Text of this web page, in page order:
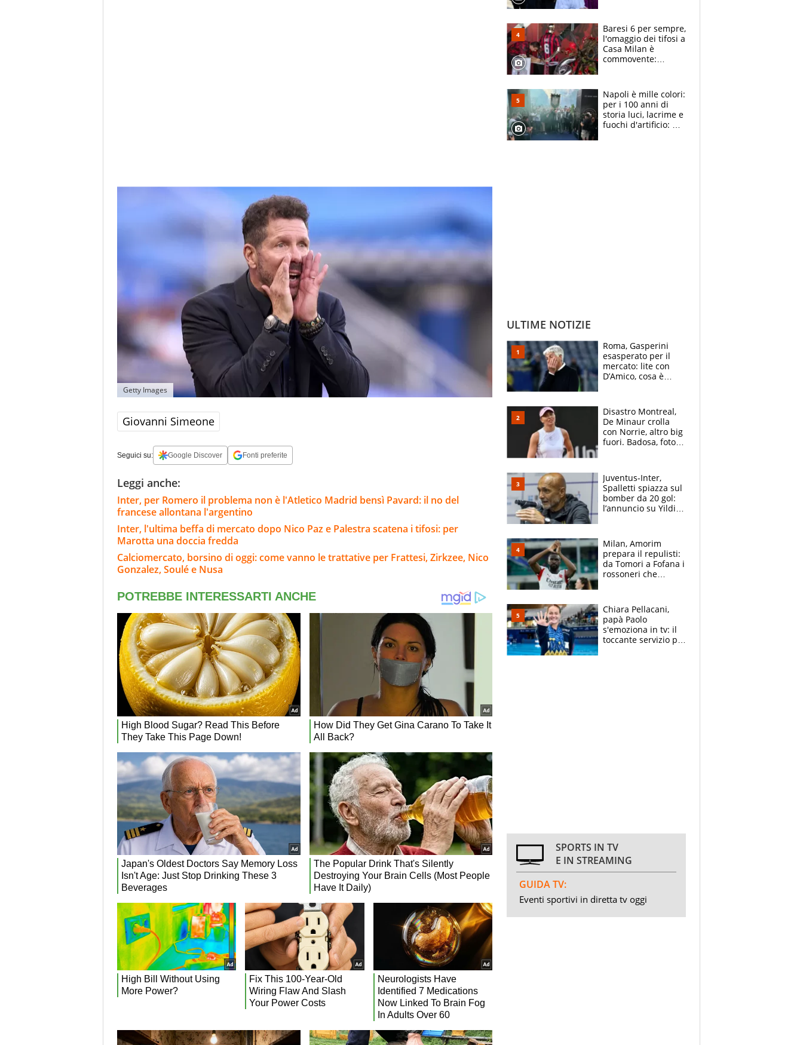
Getty Images
Giovanni Simeone
Seguici su: Google Discover Fonti preferite
Leggi anche:
Inter, per Romero il problema non è l'Atletico Madrid bensì Pavard: il no del
francese allontana l'argentino
Inter, l'ultima beffa di mercato dopo Nico Paz e Palestra scatena i tifosi: per
Marotta una doccia fredda
Calciomercato, borsino di oggi: come vanno le trattative per Frattesi, Zirkzee, Nico
Gonzalez, Soulé e Nusa
circondati
dall'affetto dei tifosi
Baresi 6 per sempre,
l'omaggio dei tifosi a
Casa Milan è
commovente:
bigliettini
Napoli è mille colori:
per i 100 anni di
storia luci, lacrime e
fuochi d'artificio: De
ULTIME NOTIZIE
Roma, Gasperini
esasperato per il
mercato: lite con
D’Amico, cosa è
Disastro Montreal,
De Minaur crolla
con Norrie, altro big
fuori. Badosa, foto
Juventus-Inter,
Spalletti spiazza sul
bomber da 20 gol:
l’annuncio su Yildiz
Milan, Amorim
prepara il repulisti:
da Tomori a Fofana i
rossoneri che
Chiara Pellacani,
papà Paolo
s'emoziona in tv: il
toccante servizio per
SPORTS IN TV
E IN STREAMING
GUIDA TV:
Eventi sportivi in diretta tv oggi